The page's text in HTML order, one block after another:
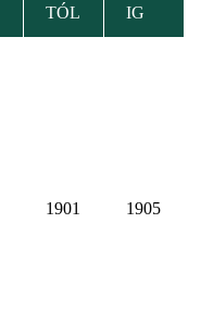
TÓL IG
1901 1905